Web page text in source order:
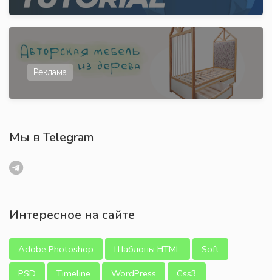
Реклама
Мы в Telegram
Интересное на сайте
Adobe Photoshop Шаблоны HTML
Soft
PSD
Timeline WordPress
Css3